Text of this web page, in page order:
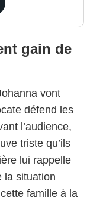
gain de
vont
défend les
l’audience,
triste qu’ils
lui rappelle
la situation
famille à la